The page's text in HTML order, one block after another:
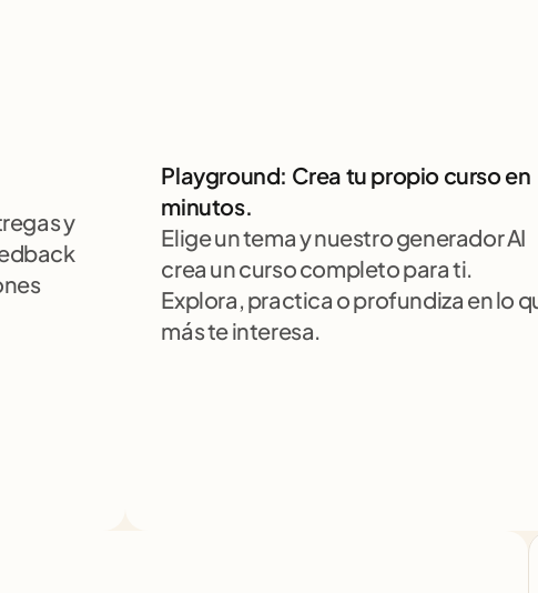
y
Playground: Crea tu propio curso en
minutos.
Elige un tema y nuestro generador AI
crea un curso completo para ti.
Explora, practica o profundiza en lo
más te interesa.